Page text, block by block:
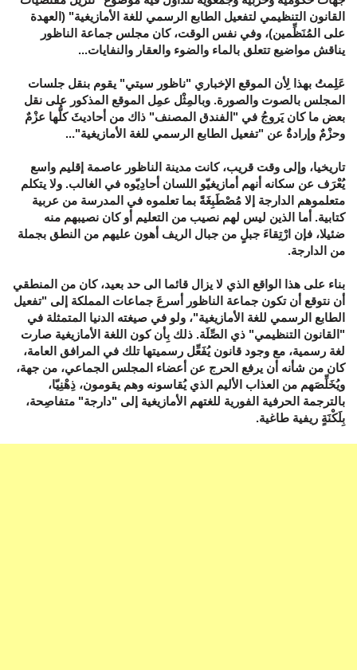
القانون التنظيمي لتفعيل الطابع الرسمي للغة الأمازيغية" (العهدة
على المُنَظِّمين)، وفي نفس الوقت، كان مجلس جماعة الناظور
يناقش مواضيع تتعلق بالماء والضوء والعقار والنفايات...
عَلِمتُ بهذا لِأن الموقع الإخباري "ناظور سيتي" يقوم بنقل جلسات
المجلس بالصوت والصورة. وبالمِثْل عمِل الموقع المذكور على نقل
بعض ما كان يَروجُ في "الفندق المصنف" ذاك من أحاديثَ كلُّها عزْمٌ
وحزْمٌ وإرادةٌ عن "تفعيل الطابع الرسمي للغة الأمازيغية"...
تاريخيا، وإلى وقت قريب، كانت مدينة الناظور عاصمة إقليم واسع
يُعْرَف عن سكانه أنهم أمازيغيّو اللسان أحادِيّوه في الغالب. ولا يتكلم
متعلموهم الدارجة إلا مُصْطَبِغَةً بما تعلموه في المدرسة من عربية
كتابية. أما الذين ليس لهم نصيب من التعليم أو كان نصيبهم منه
ضئيلا، فإن ارْتِقاءَ جبلٍ من جبال الريف أهون عليهم من النطق بجملة
من الدارجة.
بناء على هذا الواقع الذي لا يزال قائما الى حد بعيد، كان من المنطقي
أن نتوقع أن تكون جماعة الناظور أسرعَ جماعات المملكة إلى "تفعيل
الطابع الرسمي للغة الأمازيغية"، ولو في صيغته الدنيا المتمثلة في
"القانون التنظيمي" ذي الصِّلَة. ذلك بِأن كون اللغة الأمازيغية صارت
لغة رسمية، مع وجود قانون يُفَعِّل رسميتها تلك في المرافق العامة،
كان من شأنه أن يرفع الحرج عن أعضاء المجلس الجماعي، من جهة،
ويُخَلِّصَهم من العذاب الأليم الذي يُقاسونه وهم يقومون، ذِهْنِيّا،
بالترجمة الحرفية الفورية للغتهم الأمازيغية إلى "دارجة" متفاصِحة،
بِلَكْنَةٍ ريفية طاغية.